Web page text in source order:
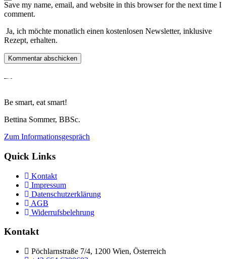
Save my name, email, and website in this browser for the next time I
comment.
Ja, ich möchte monatlich einen kostenlosen Newsletter, inklusive
Rezept, erhalten.
Be smart, eat smart!
Bettina Sommer, BBSc.
Zum Informationsgespräch
Quick Links
Kontakt
Impressum
Datenschutzerklärung
AGB
Widerrufsbelehrung
Kontakt
Pöchlarnstraße 7/4, 1200 Wien, Österreich